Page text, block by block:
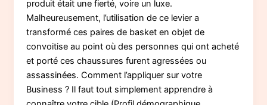
produit était une fierté, voire un luxe.
Malheureusement, l’utilisation de ce levier a
transformé ces paires de basket en objet de
convoitise au point où des personnes qui ont acheté
et porté ces chaussures furent agressées ou
assassinées. Comment l’appliquer sur votre
Business ? Il faut tout simplement apprendre à